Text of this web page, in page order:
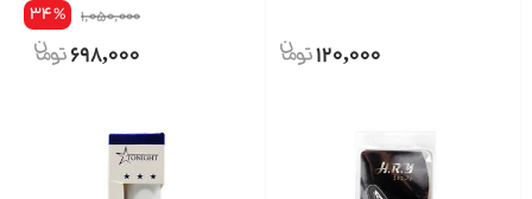
120,000
1,050,000
34%
698,000